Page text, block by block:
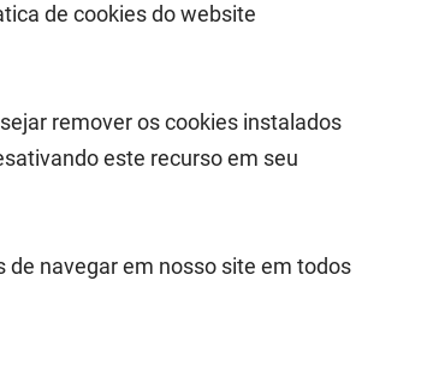
de cookies do website
remover os cookies instalados
este recurso em seu
navegar em nosso site em todos